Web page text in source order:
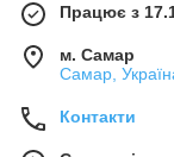
Працює з
м. Самар
Самар,
Контакти